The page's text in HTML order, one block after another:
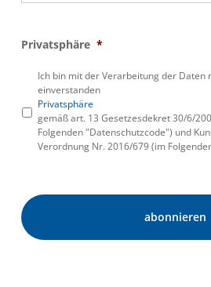
Privatsphäre *
Ich bin mit der Verarbeitung der Daten
einverstanden
Privatsphäre
gemäß art. 13 Gesetzesdekret 30/6/
Folgenden "Datenschutzcode") und
Verordnung Nr. 2016/679 (im